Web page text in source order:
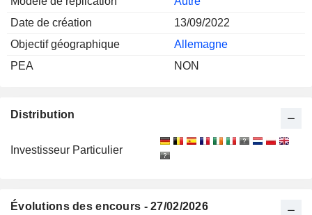
Date de création
13/09/2022
Objectif géographique
Allemagne
PEA
NON
Distribution
Investisseur Particulier
Évolutions des encours - 27/02/2026